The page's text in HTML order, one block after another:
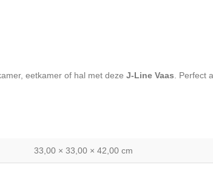
eetkamer of hal met deze J-Line Vaas . Perfect
33,00 × 33,00 × 42,00 cm